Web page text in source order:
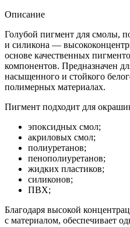
Описание
Голубой пигмент для смолы,
и силикона —
основе качественных
компонентов. Предназначен
насыщенного и стойкого
полимерных материалах.
Пигмент подходит для
эпоксидных смол;
акриловых смол;
полиуретанов;
пенополиуретанов;
жидких пластиков;
силиконов;
ПВХ;
Благодаря высокой
с материалом, обеспечивает